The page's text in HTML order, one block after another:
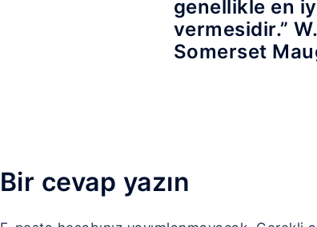
genellikle en
vermesidir.” W.
Somerset
Bir cevap yazın